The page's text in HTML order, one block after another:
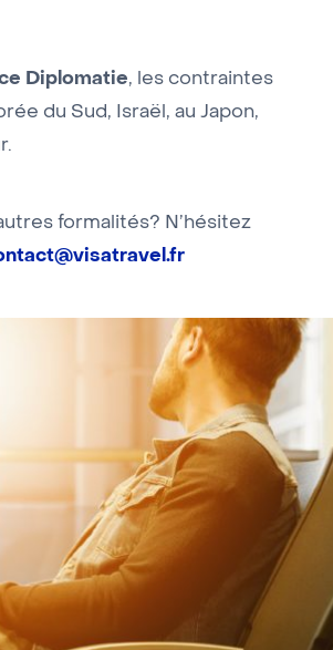
Diplomatie, les contraintes
du Sud, Israël, au Japon,
formalités? N’hésitez